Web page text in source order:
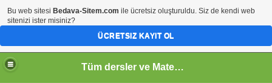
Tüm dersler ve Matematik
Bu web sitesi Bedava-Sitem.com ile ücretsiz oluşturuldu. Siz de kendi web
sitenizi ister misiniz?
ÜCRETSIZ KAYIT OL